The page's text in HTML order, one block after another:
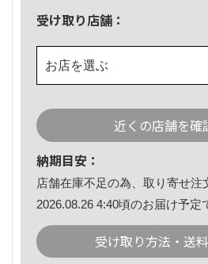
受け取り店舗：
お店を選ぶ
近くの店舗を確
納期目安：
店舗在庫不足の為、取り寄せ注
2026.08.26 4:40頃のお届け予定
受け取り方法・送